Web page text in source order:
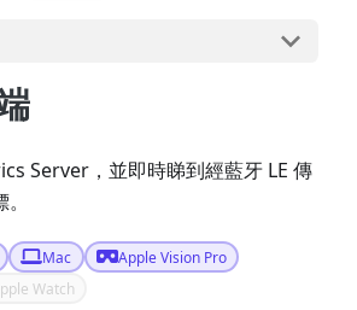
Server，並即時睇到經藍牙 LE 傳
Mac
Apple Vision Pro
Watch